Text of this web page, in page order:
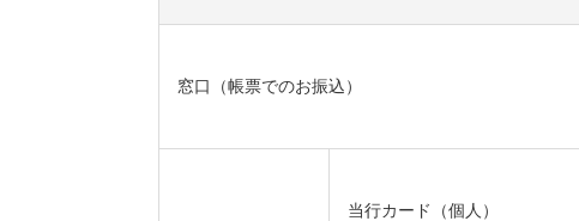
窓口（帳票でのお振込）
当行カード（個人）